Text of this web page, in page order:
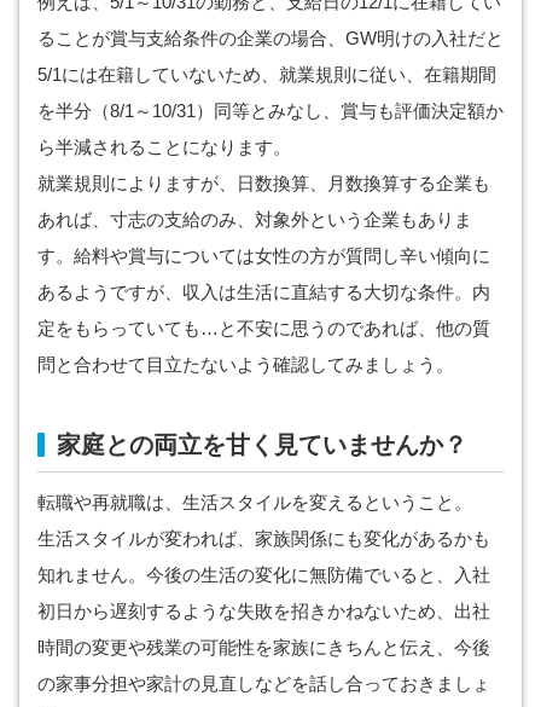
ることが賞与支給条件の企業の場合、GW明けの入社だと
5/1には在籍していないため、就業規則に従い、在籍期間
を半分（8/1～10/31）同等とみなし、賞与も評価決定額か
ら半減されることになります。
就業規則によりますが、日数換算、月数換算する企業も
あれば、寸志の支給のみ、対象外という企業もありま
す。給料や賞与については女性の方が質問し辛い傾向に
あるようですが、収入は生活に直結する大切な条件。内
定をもらっていても…と不安に思うのであれば、他の質
問と合わせて目立たないよう確認してみましょう。
家庭との両立を甘く見ていませんか？
転職や再就職は、生活スタイルを変えるということ。
生活スタイルが変われば、家族関係にも変化があるかも
知れません。今後の生活の変化に無防備でいると、入社
初日から遅刻するような失敗を招きかねないため、出社
時間の変更や残業の可能性を家族にきちんと伝え、今後
の家事分担や家計の見直しなどを話し合っておきましょ